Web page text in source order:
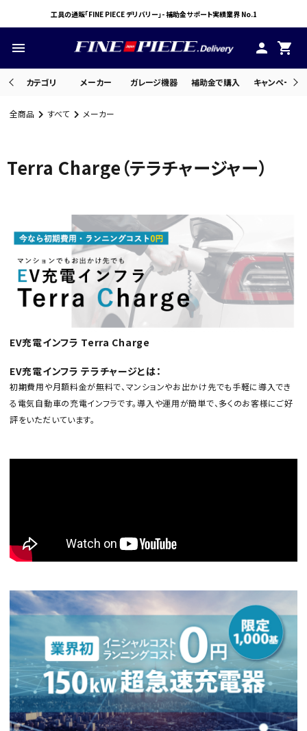
工具の通販「FINE PIECE デリバリー」- 補助金サポート実績業界 No.1
menu person shopping_cart
カテゴリ メーカー ガレージ機器 補助金で購入 キャンペーン
meeting_room ログイン person 会員登録
カテゴリから選ぶ
メーカーから選ぶ
全商品 すべて メーカー
Terra Charge（テラチャージャー）
EV充電インフラ Terra Charge
EV充電インフラ テラチャージとは：
初期費用や月額料金が無料で、マンションやお出かけ先でも手軽に導入でき
る電気自動車の充電インフラです。導入や運用が簡単で、多くのお客様にご好
評をいただいています。